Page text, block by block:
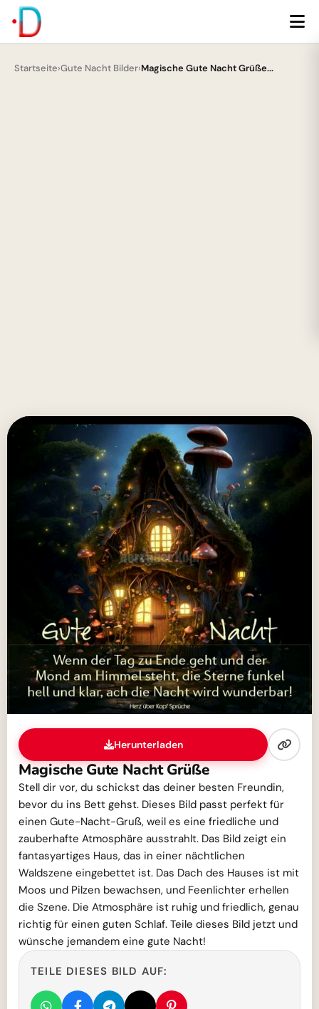
Startseite›Gute Nacht Bilder›Magische Gute Nacht Grüße...
Herunterladen
Magische Gute Nacht Grüße
Stell dir vor, du schickst das deiner besten Freundin,
bevor du ins Bett gehst. Dieses Bild passt perfekt für
einen Gute-Nacht-Gruß, weil es eine friedliche und
zauberhafte Atmosphäre ausstrahlt. Das Bild zeigt ein
fantasyartiges Haus, das in einer nächtlichen
Waldszene eingebettet ist. Das Dach des Hauses ist mit
Moos und Pilzen bewachsen, und Feenlichter erhellen
die Szene. Die Atmosphäre ist ruhig und friedlich, genau
richtig für einen guten Schlaf. Teile dieses Bild jetzt und
wünsche jemandem eine gute Nacht!
TEILE DIESES BILD AUF: